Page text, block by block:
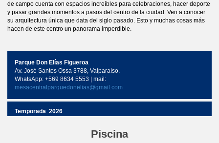
de campo cuenta con espacios increíbles para celebraciones, hacer deporte
y pasar grandes momentos a pasos del centro de la ciudad. Ven a conocer
su arquitectura única que data del siglo pasado. Esto y muchas cosas más
hacen de este centro un panorama imperdible.
Parque Don Elías Figueroa
Av. José Santos Ossa 3788, Valparaíso.
WhatsApp: +569 8634 5553 | mail:
mesacentralparquedonelias@gmail.com
Temporada 2026
Piscina